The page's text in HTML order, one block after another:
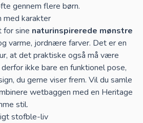
gennem flere børn.
med karakter
for sine naturinspirerede mønstre
varme, jordnære farver. Det er en
at det praktiske også må være
ikke bare en funktionel pose,
du gerne viser frem. Vil du samle
wetbaggen med en Heritage
stil.
stofble-liv